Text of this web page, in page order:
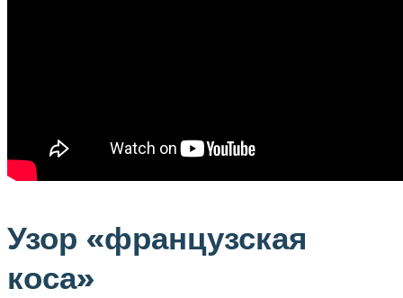
Узор «французская
коса»